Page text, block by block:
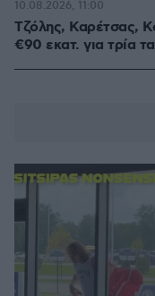
Τζόλης, Καρέτσας,
€90 εκατ. για τρία
10.08.2026, 11:00